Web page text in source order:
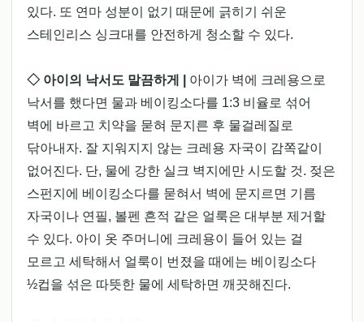
있다. 또 연마 성분이 없기 때문에 긁히기 쉬운
스테인리스 싱크대를 안전하게 청소할 수 있다.
◇ 아이의 낙서도 말끔하게 | 아이가 벽에 크레용으로
낙서를 했다면 물과 베이킹소다를 1:3 비율로 섞어
벽에 바르고 치약을 묻혀 문지른 후 물걸레질로
닦아내자. 잘 지워지지 않는 크레용 자국이 감쪽같이
없어진다. 단, 물에 강한 실크 벽지에만 시도할 것. 젖은
스펀지에 베이킹소다를 묻혀서 벽에 문지르면 기름
자국이나 연필, 볼펜 흔적 같은 얼룩은 대부분 제거할
수 있다. 아이 옷 주머니에 크레용이 들어 있는 걸
모르고 세탁해서 얼룩이 번졌을 때에는 베이킹소다
½컵을 섞은 따뜻한 물에 세탁하면 깨끗해진다.